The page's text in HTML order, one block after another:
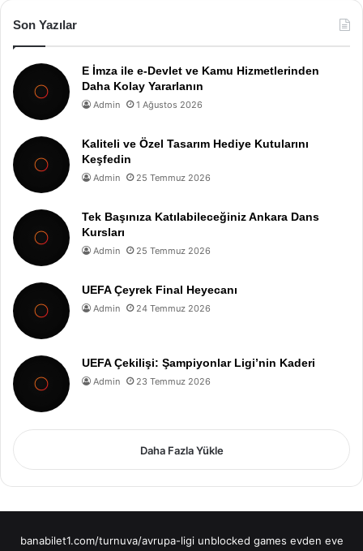
Son Yazılar
E İmza ile e-Devlet ve Kamu Hizmetlerinden
Daha Kolay Yararlanın
Admin 1 Ağustos 2026
Kaliteli ve Özel Tasarım Hediye Kutularını
Keşfedin
Admin 25 Temmuz 2026
Tek Başınıza Katılabileceğiniz Ankara Dans
Kursları
Admin 25 Temmuz 2026
UEFA Çeyrek Final Heyecanı
Admin 24 Temmuz 2026
UEFA Çekilişi: Şampiyonlar Ligi’nin Kaderi
Admin 23 Temmuz 2026
Daha Fazla Yükle
banabilet1.com/turnuva/avrupa-ligi unblocked games evden eve